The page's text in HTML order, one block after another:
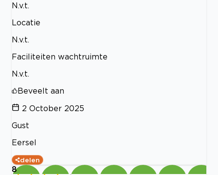
N.v.t.
Locatie
N.v.t.
Faciliteiten wachtruimte
N.v.t.
Beveelt aan
2 October 2025
Gust
Eersel
delen
8